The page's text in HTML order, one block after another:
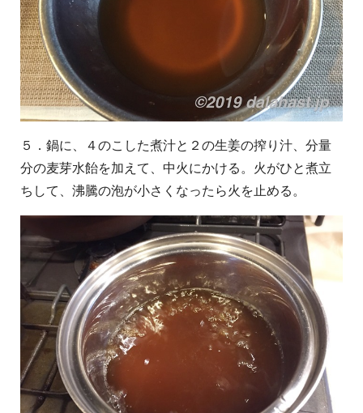
５．鍋に、４のこした煮汁と２の生姜の搾り汁、分量
分の麦芽水飴を加えて、中火にかける。火がひと煮立
ちして、沸騰の泡が小さくなったら火を止める。